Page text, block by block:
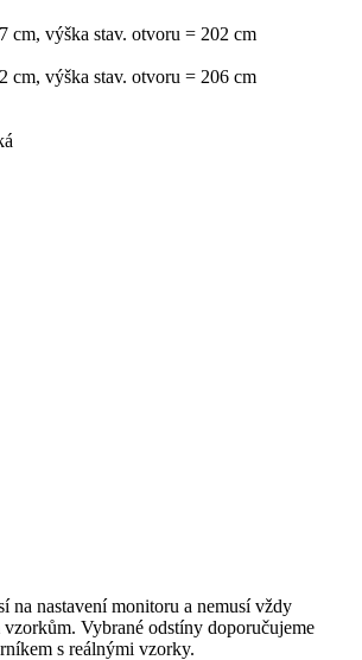
cm, výška stav. otvoru = 202 cm
cm, výška stav. otvoru = 206 cm
na nastavení monitoru a nemusí vždy
Vybrané odstíny doporučujeme
s reálnými vzorky.